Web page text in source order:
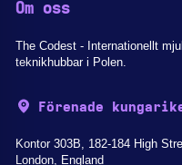
Om oss
The Codest - Internationellt
teknikhubbar i Polen.
Förenade
Kontor 303B, 182-184 High
London, England